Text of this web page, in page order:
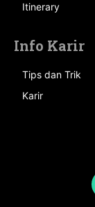
Itinerary
Info Karir
Tips dan Trik
Karir